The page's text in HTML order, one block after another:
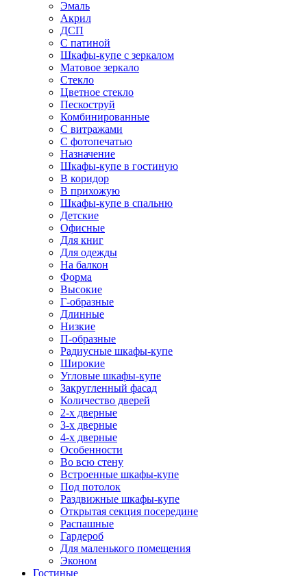
Эмаль
Акрил
ДСП
С патиной
Шкафы-купе с зеркалом
Матовое зеркало
Стекло
Цветное стекло
Пескоструй
Комбинированные
С витражами
С фотопечатью
Назначение
Шкафы-купе в гостиную
В коридор
В прихожую
Шкафы-купе в спальню
Детские
Офисные
Для книг
Для одежды
На балкон
Форма
Высокие
Г-образные
Длинные
Низкие
П-образные
Радиусные шкафы-купе
Широкие
Угловые шкафы-купе
Закругленный фасад
Количество дверей
2-х дверные
3-х дверные
4-х дверные
Особенности
Во всю стену
Встроенные шкафы-купе
Под потолок
Раздвижные шкафы-купе
Открытая секция посередине
Распашные
Гардероб
Для маленького помещения
Эконом
Гостиные